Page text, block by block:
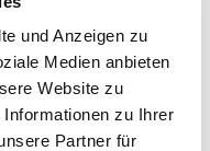
und Anzeigen zu
Medien anbieten
Website zu
zu Ihrer
Partner für